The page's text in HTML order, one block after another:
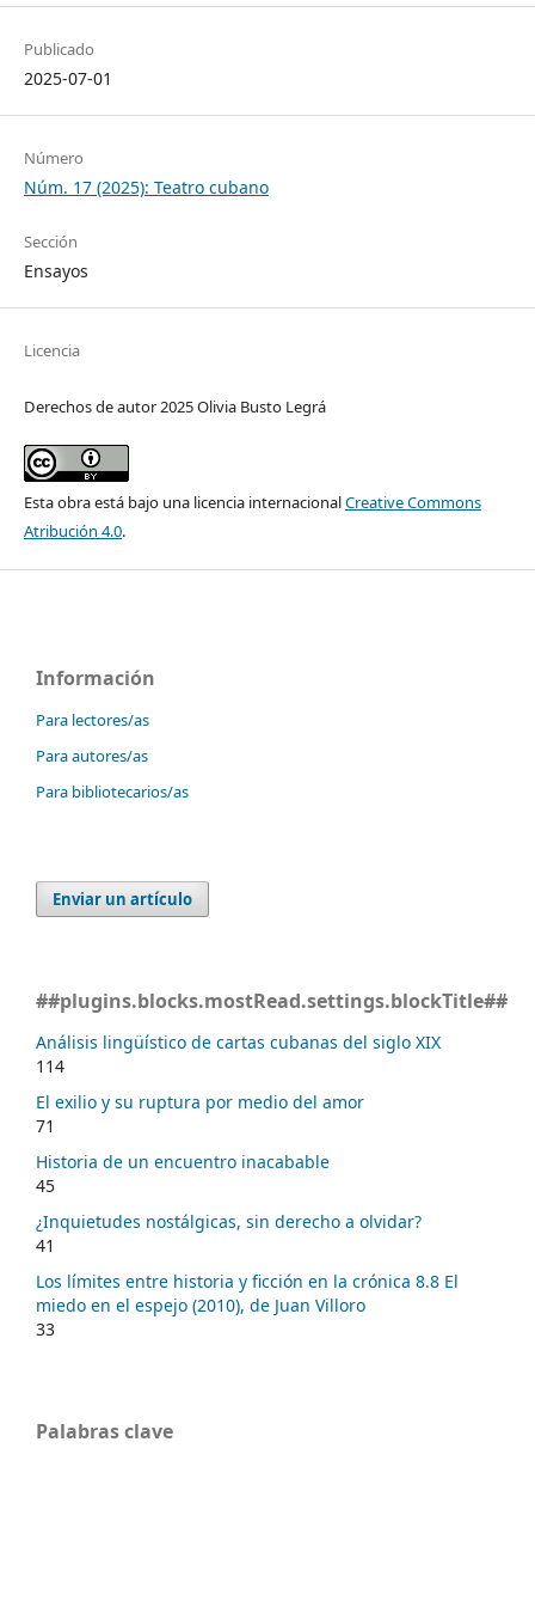
Publicado
2025-07-01
Número
Núm. 17 (2025): Teatro cubano
Sección
Ensayos
Licencia
Derechos de autor 2025 Olivia Busto Legrá
Esta obra está bajo una licencia internacionalCreative Commons
Atribución 4.0.
Información
Para lectores/as
Para autores/as
Para bibliotecarios/as
Enviar un artículo
##plugins.blocks.mostRead.settings.blockTitle##
Análisis lingüístico de cartas cubanas del siglo XIX
114
El exilio y su ruptura por medio del amor
71
Historia de un encuentro inacabable
45
¿Inquietudes nostálgicas, sin derecho a olvidar?
41
Los límites entre historia y ficción en la crónica 8.8 El
miedo en el espejo (2010), de Juan Villoro
33
Palabras clave